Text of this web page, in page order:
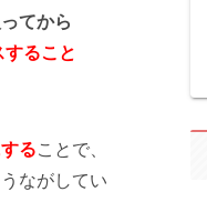
てから
ること
ることで、
ながしてい